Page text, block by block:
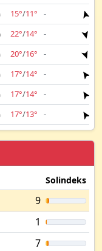
15°/11° -
22°/14° -
20°/16° -
17°/14° -
17°/14° -
17°/13° -
Solindeks
9
1
7